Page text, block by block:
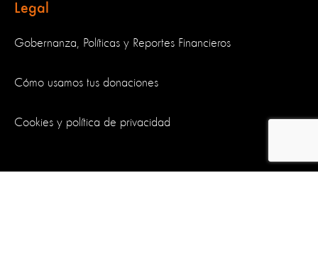
Legal
Gobernanza, Políticas y Reportes Financieros
Cómo usamos tus donaciones
Cookies y política de privacidad